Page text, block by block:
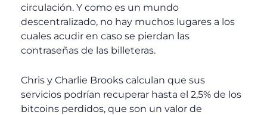
circulación. Y como es un mundo
descentralizado, no hay muchos lugares a los
cuales acudir en caso se pierdan las
contraseñas de las billeteras.
Chris y Charlie Brooks calculan que sus
servicios podrían recuperar hasta el 2,5% de los
bitcoins perdidos, que son un valor de